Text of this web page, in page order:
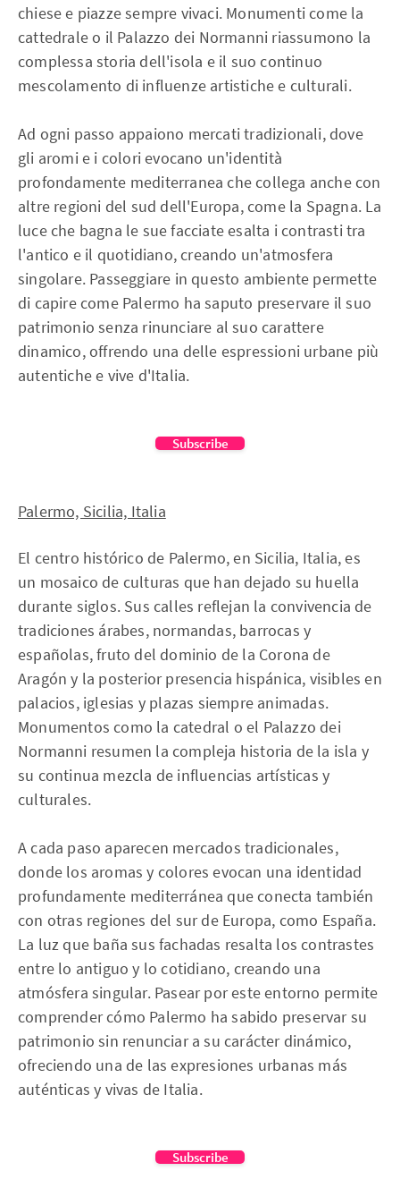
chiese e piazze sempre vivaci. Monumenti come la
cattedrale o il Palazzo dei Normanni riassumono la
complessa storia dell'isola e il suo continuo
mescolamento di influenze artistiche e culturali.
Ad ogni passo appaiono mercati tradizionali, dove
gli aromi e i colori evocano un'identità
profondamente mediterranea che collega anche con
altre regioni del sud dell'Europa, come la Spagna. La
luce che bagna le sue facciate esalta i contrasti tra
l'antico e il quotidiano, creando un'atmosfera
singolare. Passeggiare in questo ambiente permette
di capire come Palermo ha saputo preservare il suo
patrimonio senza rinunciare al suo carattere
dinamico, offrendo una delle espressioni urbane più
autentiche e vive d'Italia.
Subscribe
Palermo, Sicilia, Italia
El centro histórico de Palermo, en Sicilia, Italia, es
un mosaico de culturas que han dejado su huella
durante siglos. Sus calles reflejan la convivencia de
tradiciones árabes, normandas, barrocas y
españolas, fruto del dominio de la Corona de
Aragón y la posterior presencia hispánica, visibles en
palacios, iglesias y plazas siempre animadas.
Monumentos como la catedral o el Palazzo dei
Normanni resumen la compleja historia de la isla y
su continua mezcla de influencias artísticas y
culturales.
A cada paso aparecen mercados tradicionales,
donde los aromas y colores evocan una identidad
profundamente mediterránea que conecta también
con otras regiones del sur de Europa, como España.
La luz que baña sus fachadas resalta los contrastes
entre lo antiguo y lo cotidiano, creando una
atmósfera singular. Pasear por este entorno permite
comprender cómo Palermo ha sabido preservar su
patrimonio sin renunciar a su carácter dinámico,
ofreciendo una de las expresiones urbanas más
auténticas y vivas de Italia.
Subscribe